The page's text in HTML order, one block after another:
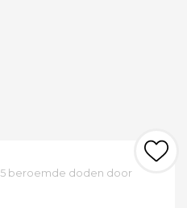
5 beroemde doden door